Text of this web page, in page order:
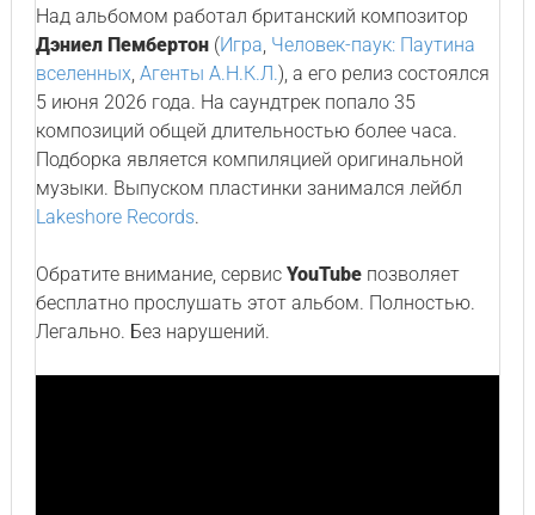
Над альбомом работал британский композитор
Дэниел Пембертон(Игра, Человек-паук: Паутина
вселенных, Агенты А.Н.К.Л.), а его релиз состоялся
5 июня 2026 года. На саундтрек попало 35
композиций общей длительностью более часа.
Подборка является компиляцией оригинальной
музыки. Выпуском пластинки занимался лейбл
Lakeshore Records.
Обратите внимание, сервис YouTubeпозволяет
бесплатно прослушать этот альбом. Полностью.
Легально. Без нарушений.